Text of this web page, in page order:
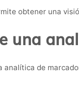
obtener una
una
analítica de